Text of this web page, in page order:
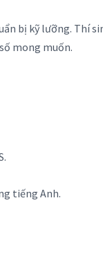
bị kỹ lưỡng. Thí
mong muốn.
tiếng Anh.